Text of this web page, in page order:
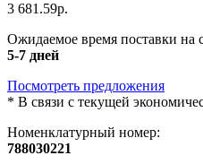
3 681.59р.
Ожидаемое время поставки на
5-7 дней
Посмотреть предложения
* В связи с текущей
Номенклатурный номер:
788030221